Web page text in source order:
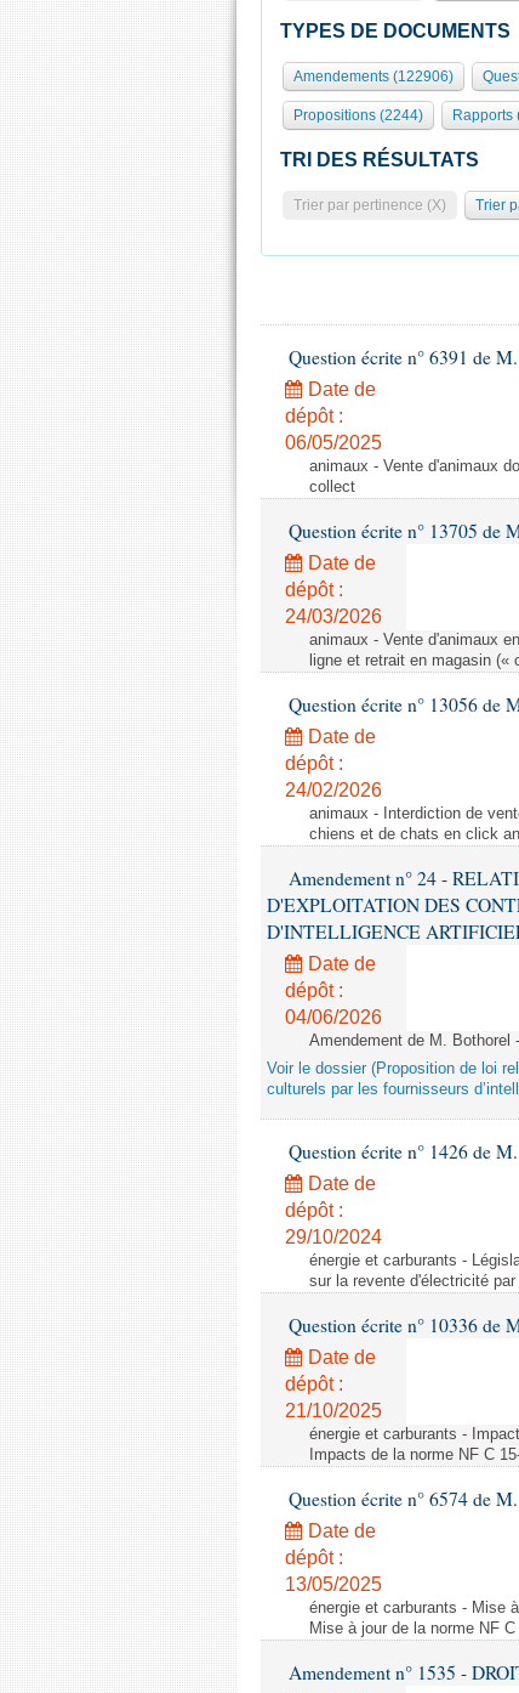
TYPES DE DOCUMENTS
Amendements (122906)
Propositions (2244) Rapports
TRI DES RÉSULTATS
Trier par pertinence (X) Trier
Question écrite n° 6391 de
Date de
dépôt :
06/05/2025
animaux - Vente d'animaux
collect
Question écrite n° 13705 de
Date de
dépôt :
24/03/2026
animaux - Vente d'animaux
ligne et retrait en magasin («
Question écrite n° 13056 de
Date de
dépôt :
24/02/2026
animaux - Interdiction de
chiens et de chats en click
Amendement n° 24 -
D'EXPLOITATION DES
D'INTELLIGENCE
Date de
dépôt :
04/06/2026
Amendement de M. Bothorel
Voir le dossier (Proposition de loi
culturels par les fournisseurs
Question écrite n° 1426 de
Date de
dépôt :
29/10/2024
énergie et carburants -
sur la revente d'électricité
Question écrite n° 10336 de
Date de
dépôt :
21/10/2025
énergie et carburants -
Impacts de la norme NF C
Question écrite n° 6574 de
Date de
dépôt :
13/05/2025
énergie et carburants - Mise
Mise à jour de la norme NF
Amendement n° 1535 -